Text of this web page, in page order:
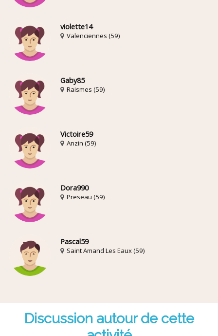
violette14
Valenciennes (59)
Gaby85
Raismes (59)
Victoire59
Anzin (59)
Dora990
Preseau (59)
Pascal59
Saint Amand Les Eaux (59)
Discussion autour de cette